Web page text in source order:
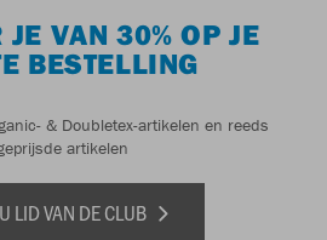
VAN 30% OP JE
BESTELLING
& Doubletex-artikelen en reeds
artikelen
LID VAN DE CLUB